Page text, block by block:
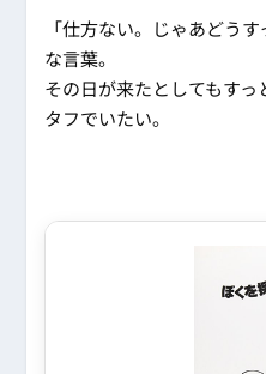
「仕方ない。じゃあどう
な言葉。
その日が来たとしてもす
タフでいたい。